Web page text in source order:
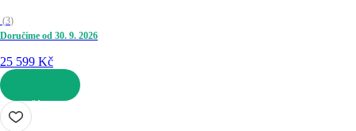
(3)
Doručíme od 30. 9. 2026
25 599 Kč
DO KOŠÍKU